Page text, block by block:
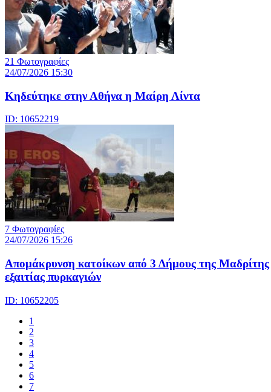
21 Φωτογραφίες
24/07/2026 15:30
Κηδεύτηκε στην Αθήνα η Μαίρη Λίντα
ID: 10652219
7 Φωτογραφίες
24/07/2026 15:26
Απομάκρυνση κατοίκων από 3 Δήμους της Μαδρίτης
εξαιτίας πυρκαγιών
ID: 10652205
1
2
3
4
5
6
7